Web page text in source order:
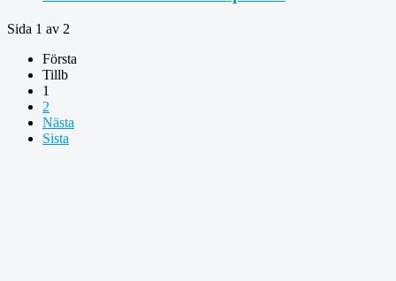
Sida 1 av 2
Första
Tillb
1
2
Nästa
Sista